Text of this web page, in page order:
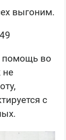
выгоним.
помощь во
не
с